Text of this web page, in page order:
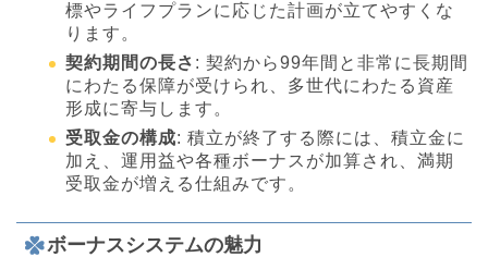
標やライフプランに応じた計画が立てやすくな
ります。
契約期間の長さ : 契約から99年間と非常に長期間
にわたる保障が受けられ、多世代にわたる資産
形成に寄与します。
受取金の構成: 積立が終了する際には、積立金に
加え、運用益や各種ボーナスが加算され、満期
受取金が増える仕組みです。
ボーナスシステムの魅力